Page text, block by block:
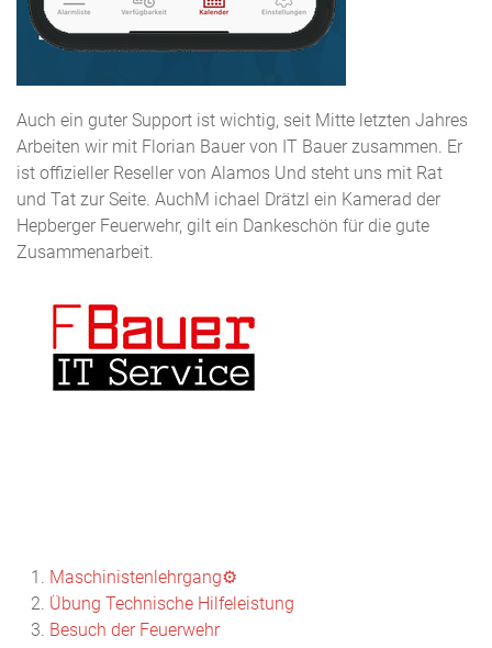
Auch ein guter Support ist wichtig, seit Mitte letzten Jahres
Arbeiten wir mit Florian Bauer von IT Bauer zusammen. Er
ist offizieller Reseller von Alamos Und steht uns mit Rat
und Tat zur Seite. AuchM ichael Drätzl ein Kamerad der
Hepberger Feuerwehr, gilt ein Dankeschön für die gute
Zusammenarbeit.
Maschinistenlehrgang⚙️
Übung Technische Hilfeleistung
Besuch der Feuerwehr